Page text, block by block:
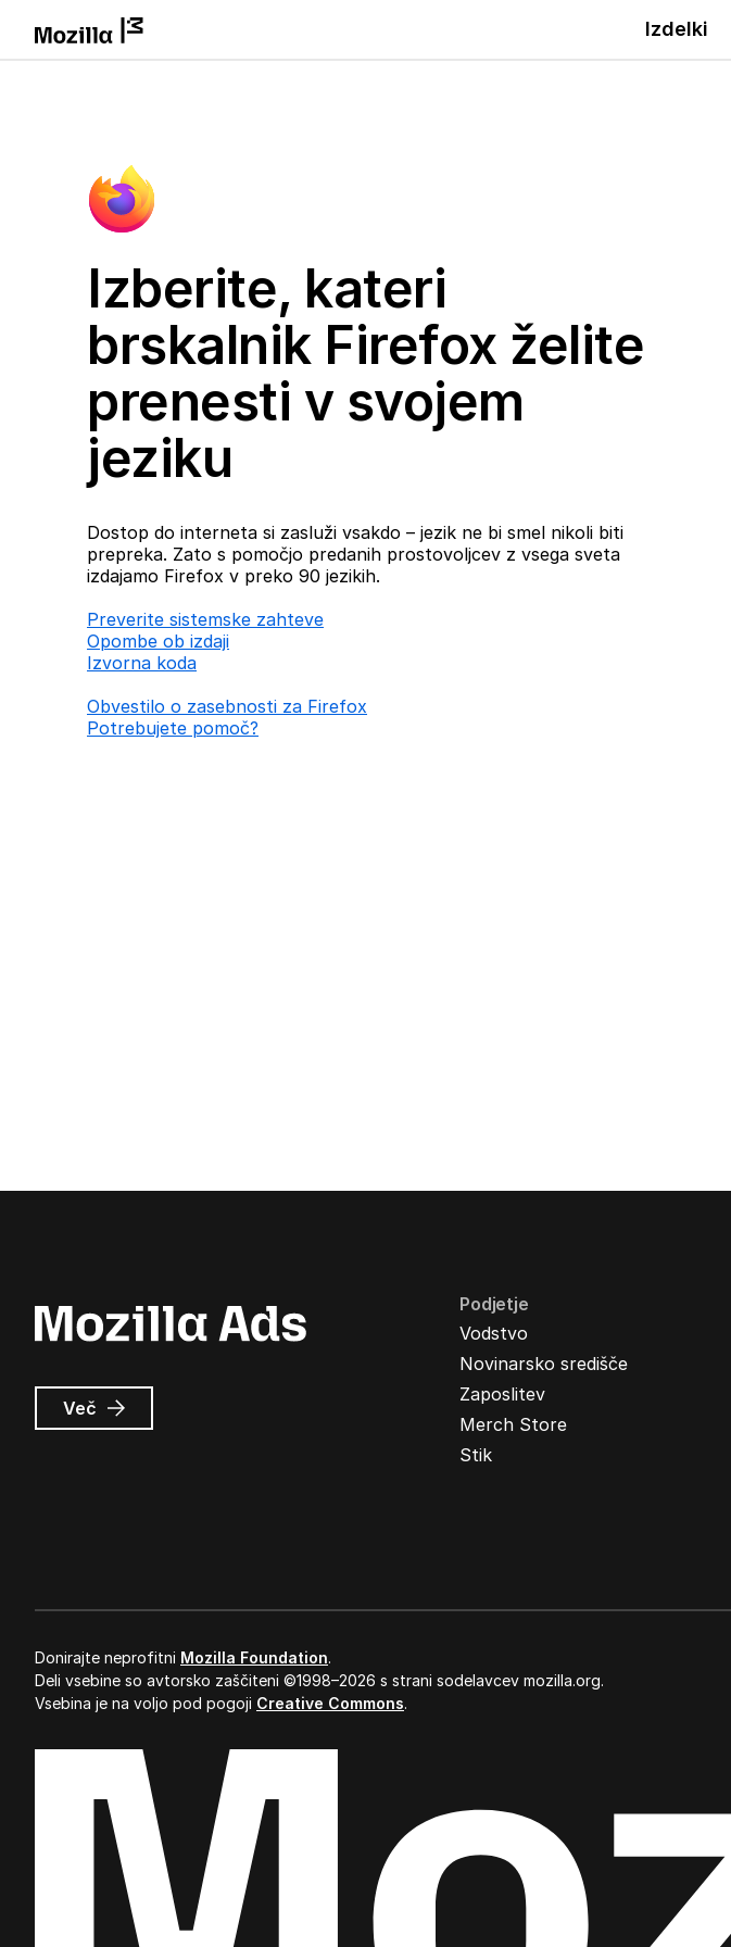
Izdelki
Izberite, kateri
brskalnik Firefox želite
prenesti v svojem
jeziku
Dostop do interneta si zasluži vsakdo – jezik ne bi smel nikoli biti
prepreka. Zato s pomočjo predanih prostovoljcev z vsega sveta
izdajamo Firefox v preko 90 jezikih.
Preverite sistemske zahteve
Opombe ob izdaji
Izvorna koda
Obvestilo o zasebnosti za Firefox
Potrebujete pomoč?
Več o
Oglasi
Podjetje
Vodstvo
Novinarsko središče
Zaposlitev
Merch Store
Stik
Donirajte neprofitni Mozilla Foundation.
Deli vsebine so avtorsko zaščiteni ©1998–2026 s strani sodelavcev mozilla.org.
Vsebina je na voljo pod pogoji Creative Commons.